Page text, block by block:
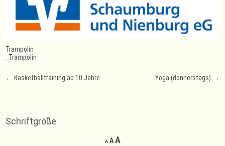
Trampolin
, Trampolin
Post
← Basketballtraining ab 10 Jahre Yoga (donnerstags) →
Schriftgröße
A
Decrease
font
AReset
AIncrease